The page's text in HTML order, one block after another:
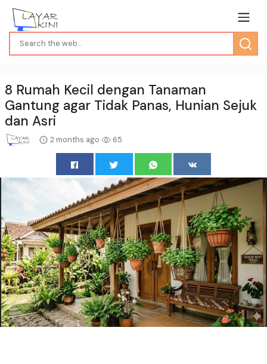
8 Rumah Kecil dengan Tanaman
Gantung agar Tidak Panas, Hunian Sejuk
dan Asri
2 months ago 65